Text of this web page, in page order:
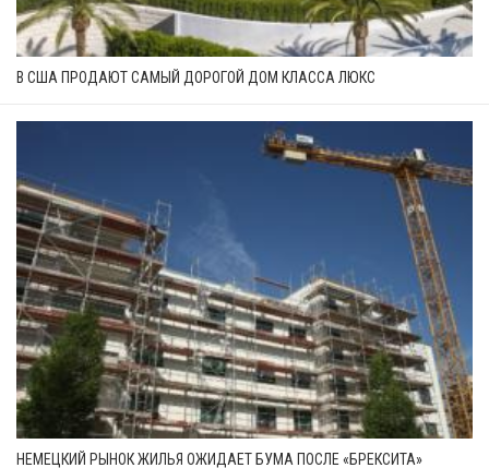
В США ПРОДАЮТ САМЫЙ ДОРОГОЙ ДОМ КЛАССА ЛЮКС
НЕМЕЦКИЙ РЫНОК ЖИЛЬЯ ОЖИДАЕТ БУМА ПОСЛЕ «БРЕКСИТА»